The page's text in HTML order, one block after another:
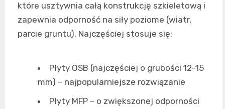
które usztywnia całą konstrukcję szkieletową i
zapewnia odporność na siły poziome (wiatr,
parcie gruntu). Najczęściej stosuje się:
Płyty OSB (najczęściej o grubości 12-15
mm) – najpopularniejsze rozwiązanie
Płyty MFP – o zwiększonej odporności